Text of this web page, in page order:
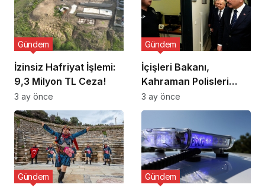
İzinsiz Hafriyat İşlemi:
9,3 Milyon TL Ceza!
Gündem
3 ay önce
İçişleri Bakanı,
Kahraman Polisleri
Ziyaret Etti
Gündem
3 ay önce
Gündem Gündem